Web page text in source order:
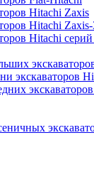
Hitachi Zaxis
Hitachi
Hitachi
экскаваторов